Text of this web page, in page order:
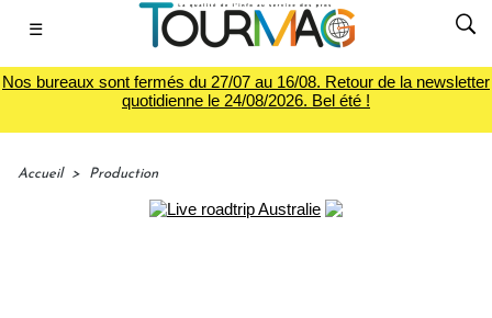
☰
Nos bureaux sont fermés du 27/07 au 16/08. Retour de la newsletter
quotidienne le 24/08/2026. Bel été !
Accueil > Production